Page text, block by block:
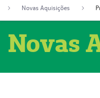
Novas Aquisições
Novas